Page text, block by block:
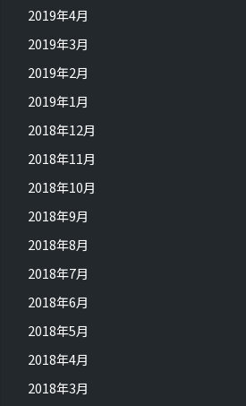
2019年4月
2019年3月
2019年2月
2019年1月
2018年12月
2018年11月
2018年10月
2018年9月
2018年8月
2018年7月
2018年6月
2018年5月
2018年4月
2018年3月